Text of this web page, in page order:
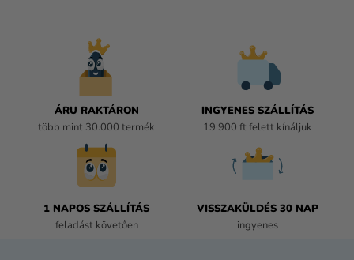
ÁRU RAKTÁRON
több mint 30.000 termék
INGYENES SZÁLLÍTÁS
19 900 ft felett kínáljuk
1 NAPOS SZÁLLÍTÁS
feladást követően
VISSZAKÜLDÉS 30 NAP
ingyenes